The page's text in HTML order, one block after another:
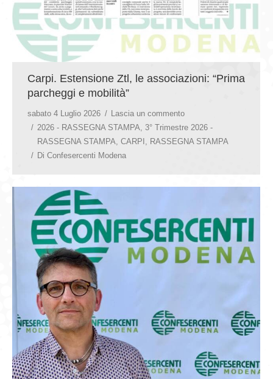
Carpi. Estensione Ztl, le associazioni: “Prima
parcheggi e mobilità”
sabato 4 Luglio 2026
Lascia un commento
2026 - RASSEGNA STAMPA, 3° Trimestre 2026 -
RASSEGNA STAMPA, CARPI , RASSEGNA STAMPA
Di Confesercenti Modena